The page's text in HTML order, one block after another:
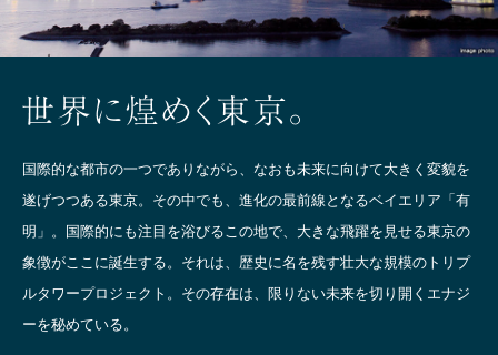
国際的な都市の一つでありながら、なおも未来に向けて大きく変貌を
遂げつつある東京。その中でも、進化の最前線となるベイエリア「有
明」。
国際的にも注目を浴びるこの地で、大きな飛躍を見せる東京の
象徴がここに誕生する。それは、歴史に名を残す壮大な規模のトリプ
ルタワープロジェクト。その存在は、限りない未来を切り開くエナジ
ーを秘めている。